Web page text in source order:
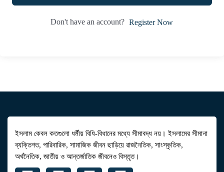
Don't have an account? Register Now
ইসলাম কেবল কতগুলো ধর্মীয় বিধি-বিধানের মধ্যে সীমাবদ্ধ নয়। ইসলামের সীমানা
ব্যক্তিগত, পারিবারিক, সামাজিক জীবন ছাড়িয়ে রাজনৈতিক, সাংস্কৃতিক,
অর্থনৈতিক, জাতীয় ও আন্তর্জাতিক জীবনেও বিস্তৃত।